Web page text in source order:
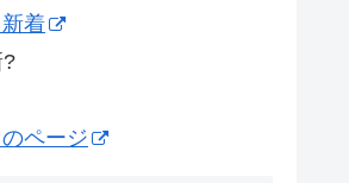
着
ページ